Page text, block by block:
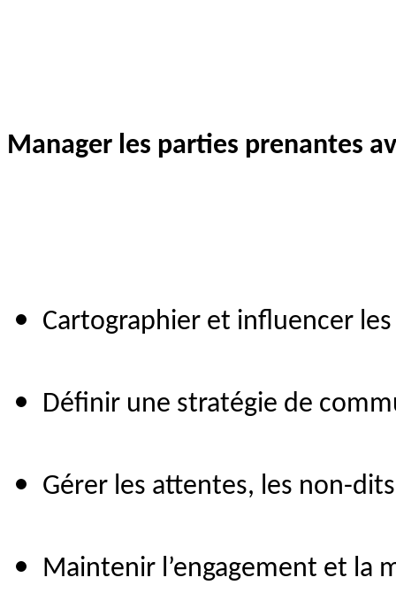
Manager les parties prenantes
Cartographier et influencer
Définir une stratégie de
Gérer les attentes, les non-
Maintenir l’engagement et la